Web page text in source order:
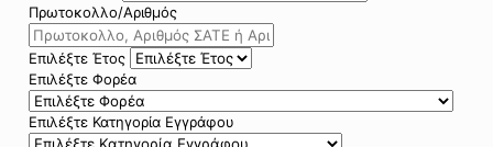
Πρωτοκολλο/Αριθμός
Επιλέξτε Έτος
Επιλέξτε Φορέα
Επιλέξτε Κατηγορία Εγγράφου